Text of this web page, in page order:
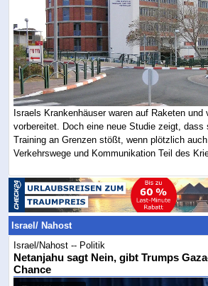
Israels Krankenhäuser waren auf Raketen und
vorbereitet. Doch eine neue Studie zeigt, dass
Training an Grenzen stößt, wenn plötzlich auch
Verkehrswege und Kommunikation Teil des
Israel/ Nahost
Israel/Nahost -- Politik
Netanjahu sagt Nein, gibt Trumps
Chance